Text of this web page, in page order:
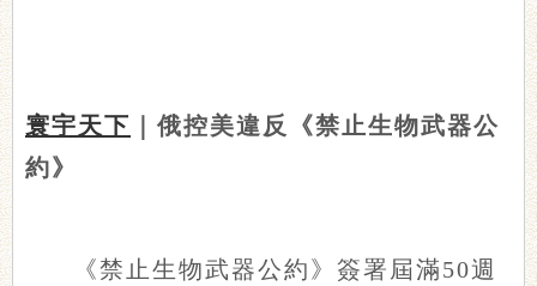
寰宇天下 ｜俄控美違反《禁止生物武器公
約》
《禁止生物武器公約》簽署屆滿50週